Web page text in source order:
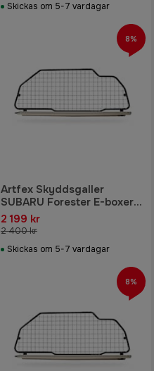
Skickas om 5-7 vardagar
Artfex Skyddsgaller
SUBARU Forester E-boxer
kaross SK genV
2 199 kr
2 400 kr
Skickas om 5-7 vardagar
8%
8%